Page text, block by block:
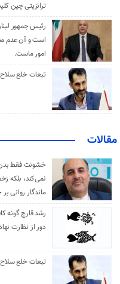
ترانزیتی چین
رئیس جمهور
است و آن عدم
امور ماست.
تبعات خلع سلاح
مقالات
خشونت فقط
نمی‌کند، بلکه
ماندگار روانی
رشد قارچ گونه
دور از نظارت
تبعات خلع سلاح